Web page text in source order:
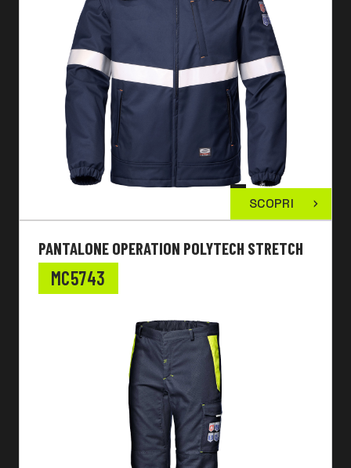
SCOPRI
PANTALONE OPERATION POLYTECH STRETCH
MC5743